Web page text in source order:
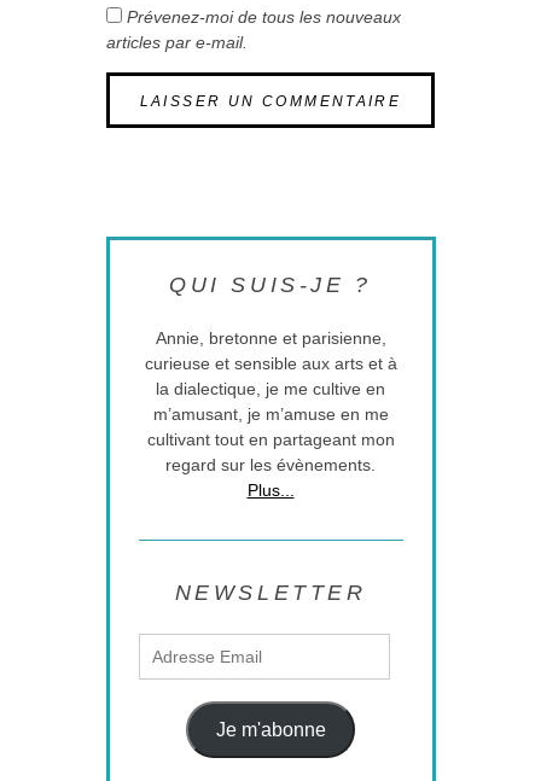
Prévenez-moi de tous les nouveaux
articles par e-mail.
QUI SUIS-JE ?
Annie, bretonne et parisienne,
curieuse et sensible aux arts et à
la dialectique, je me cultive en
m’amusant, je m’amuse en me
cultivant tout en partageant mon
regard sur les évènements.
Plus...
NEWSLETTER
Je m'abonne